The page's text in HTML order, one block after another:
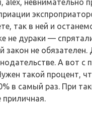
alex, невнимательно
так в ней и
не дураки —
закон не
А вот с
такой процент,
в самый раз. При
приличная.